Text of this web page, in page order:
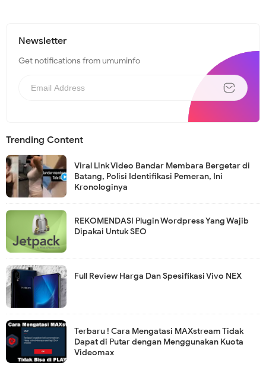
Newsletter
Get notifications from umuminfo
Trending Content
Viral Link Video Bandar Membara Bergetar di
Batang, Polisi Identifikasi Pemeran, Ini
Kronologinya
REKOMENDASI Plugin Wordpress Yang Wajib
Dipakai Untuk SEO
Full Review Harga Dan Spesifikasi Vivo NEX
Terbaru ! Cara Mengatasi MAXstream Tidak
Dapat di Putar dengan Menggunakan Kuota
Videomax